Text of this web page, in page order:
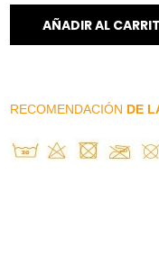
AÑADIR AL
RECOMENDACIÓN DE